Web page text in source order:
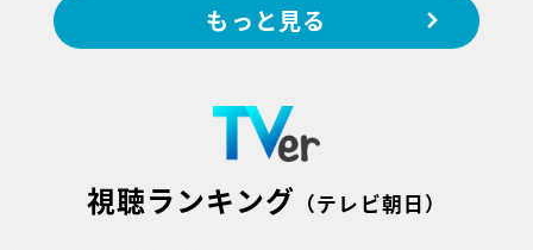
もっと見る
視聴ランキング （テレビ朝日）